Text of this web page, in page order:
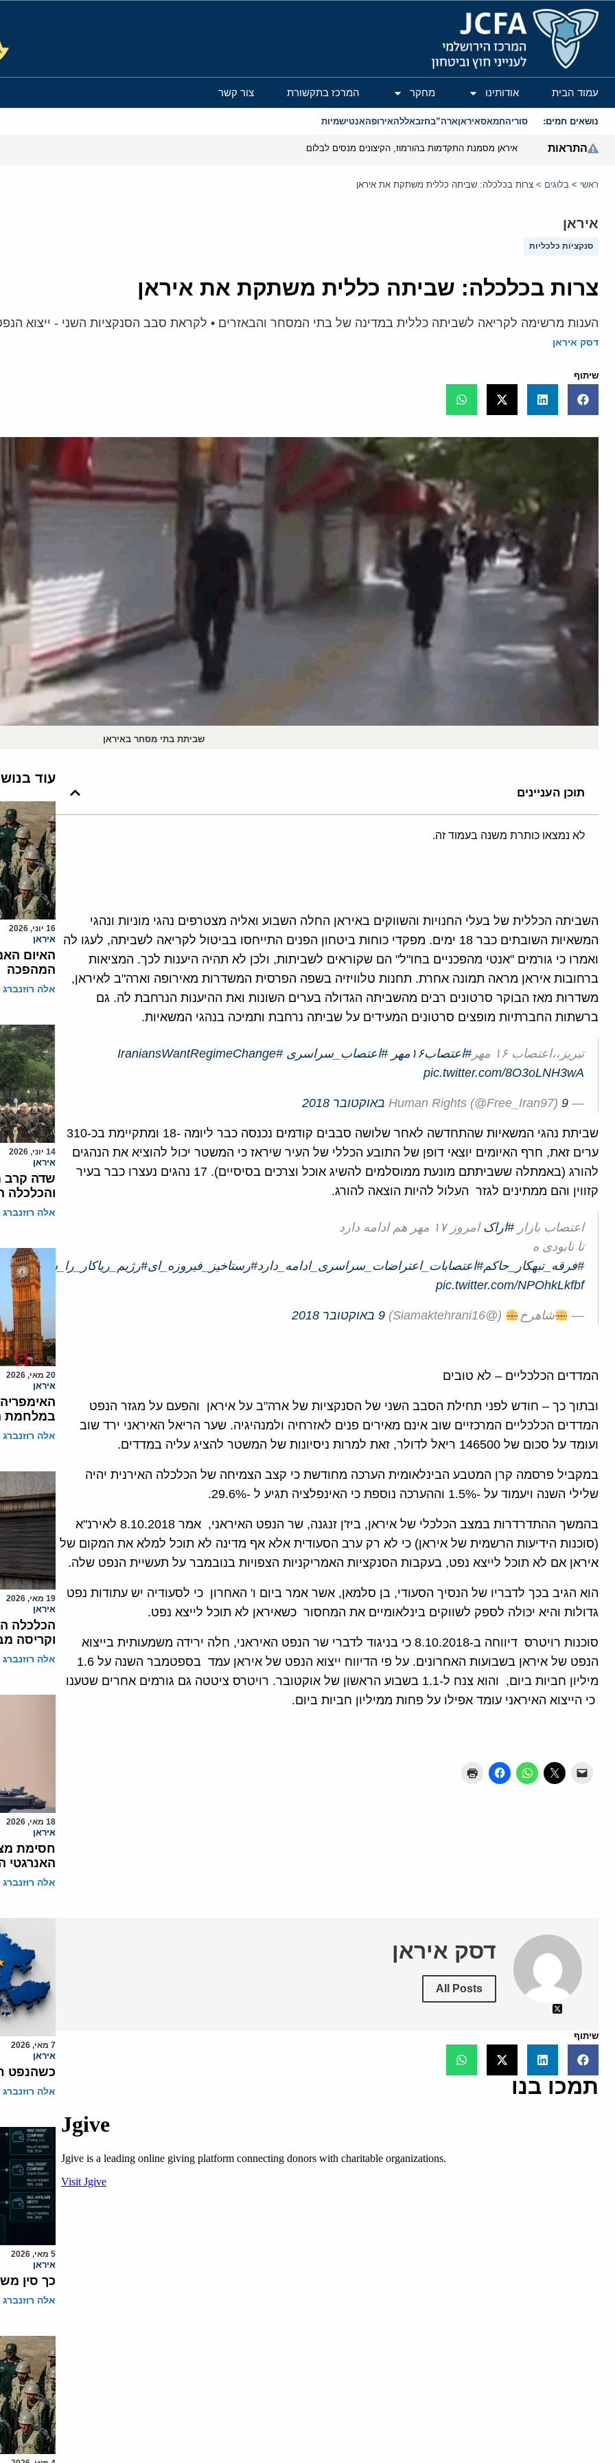
המרכז הירושלמי לענייני חוץ וביטחון
עמוד הבית אודותינו מחקר המרכז בתקשורת צור קשר
נושאים חמים: סוריהחמאסאיראןארה”בחזבאללהאירופהאנטישמיות
התראות איראן מסמנת התקדמות בהורמוז, הקיצונים מנסים לבלום
ראשי > בלוגים > צרות בכלכלה: שביתה כללית משתקת את איראן
איראן
סנקציות כלכליות
צרות בכלכלה: שביתה כללית משתקת את איראן
הענות מרשימה לקריאה לשביתה כללית במדינה של בתי המסחר והבאזרים • לקראת סבב הסנקציות השני - ייצוא
דסק איראן
שיתוף
שביתת בתי מסחר באיראן
תוכן העניינים
לא נמצאו כותרת משנה בעמוד זה.
השביתה הכללית של בעלי החנויות והשווקים באיראן החלה השבוע ואליה מצטרפים נהגי מוניות ונהגי
המשאיות השובתים כבר 18 ימים. מפקדי כוחות ביטחון הפנים התייחסו בביטול לקריאה לשביתה, לעגו לה
ואמרו כי גורמים "אנטי מהפכניים בחו"ל" הם שקוראים לשביתות, ולכן לא תהיה היענות לכך. המציאות
ברחובות איראן מראה תמונה אחרת. תחנות טלוויזיה בשפה הפרסית המשדרות מאירופה וארה"ב לאיראן,
משדרות מאז הבוקר סרטונים רבים מהשביתה הגדולה בערים השונות ואת ההיענות הנרחבת לה. גם
ברשתות החברתיות מופצים סרטונים המעידים על שביתה נרחבת ותמיכה בנהגי המשאיות.
تبریز،،اعتصاب ۱۶ مهر #اعتصاب۱۶مهر #اعتصاب_سراسری #IraniansWantRegimeChange
pic.twitter.com/8O3oLNH3wA
— Human Rights (@Free_Iran97) 9 באוקטובר 2018
שביתת נהגי המשאיות שהתחדשה לאחר שלושה סבבים קודמים נכנסה כבר ליומה -18 ומתקיימת בכ-310
ערים זאת, חרף האיומים יוצאי דופן של התובע הכללי של העיר שיראז כי המשטר יכול להוציא את הנהגים
להורג (באמתלה ששביתתם מונעת ממוסלמים להשיג אוכל וצרכים בסיסיים). 17 נהגים נעצרו כבר בעיר
קזווין והם ממתינים לגזר העלול להיות הוצאה להורג.
اعتصاب بازار#اراک امروز ۱۷ مهر هم ادامه دارد
تا نابودی ه
#فرقه_تبهکار_حاکم#اعتصابات_اعتراضات_سراسری_ادامه_دارد#رستاخیز_فیروزه_ای
pic.twitter.com/NPOhkLkfbf
— شاهرخ (@Siamaktehrani16) 9 באוקטובר 2018
המדדים הכלכליים – לא טובים
ובתוך כך – חודש לפני תחילת הסבב השני של הסנקציות של ארה"ב על איראן והפעם על מגזר הנפט
המדדים הכלכליים המרכזיים שוב אינם מאירים פנים לאזרחיה ולמנהיגיה. שער הריאל האיראני ירד שוב
ועומד על סכום של 146500 ריאל לדולר, זאת למרות ניסיונות של המשטר להציג עליה במדדים.
במקביל פרסמה קרן המטבע הבינלאומית הערכה מחודשת כי קצב הצמיחה של הכלכלה האירנית יהיה
שלילי השנה ויעמוד על -1.5% וההערכה נוספת כי האינפלציה תגיע ל -29.6%.
בהמשך ההתדרדרות במצב הכלכלי של איראן, ביז'ן זנגנה, שר הנפט האיראני, אמר 8.10.2018 לאירנ"א
(סוכנות הידיעות הרשמית של איראן) כי לא רק ערב הסעודית אלא אף מדינה לא תוכל למלא את המקום של
איראן אם לא תוכל לייצא נפט, בעקבות הסנקציות האמריקניות הצפויות בנובמבר על תעשיית הנפט שלה.
הוא הגיב בכך לדבריו של הנסיך הסעודי, בן סלמאן, אשר אמר ביום ו' האחרון כי לסעודיה יש עתודות נפט
גדולות והיא יכולה לספק לשווקים בינלאומיים את המחסור כשאיראן לא תוכל לייצא נפט.
סוכנות רויטרס דיווחה ב-8.10.2018 כי בניגוד לדברי שר הנפט האיראני, חלה ירידה משמעותית בייצוא
הנפט של איראן בשבועות האחרונים. על פי הדיווח ייצוא הנפט של איראן עמד בספטמבר השנה על 1.6
מיליון חביות ביום, והוא צנח ל-1.1 בשבוע הראשון של אוקטובר. רויטרס ציטטה גם גורמים אחרים שטענו
כי הייצוא האיראני עומד אפילו על פחות ממיליון חביות ביום.
דסק איראן
All Posts
שיתוף
תמכו בנו
עוד
16 יוני, 2026
איראן
האיום
המהפכה
אלה רוזנברג
14 יוני, 2026
איראן
שדה קרב
והכלכלה
אלה רוזנברג
20 מאי, 2026
איראן
במלחמת
אלה רוזנברג
19 מאי, 2026
איראן
הכלכלה
וקריסה
אלה רוזנברג
18 מאי, 2026
איראן
חסימת
האנרגטי
אלה רוזנברג
7 מאי, 2026
איראן
כשהנפט
אלה רוזנברג
5 מאי, 2026
איראן
כך סין
אלה רוזנברג